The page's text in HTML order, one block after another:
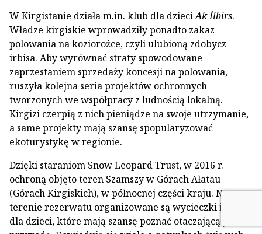
W Kirgistanie działa m.in. klub dla dzieciAk İlbirs.
Władze kirgiskie wprowadziły ponadto zakaz
polowania na koziorożce, czyli ulubioną zdobycz
irbisa. Aby wyrównać straty spowodowane
zaprzestaniem sprzedaży koncesji na polowania,
ruszyła kolejna seria projektów ochronnych
tworzonych we współpracy z ludnością lokalną.
Kirgizi czerpią z nich pieniądze na swoje utrzymanie,
a same projekty mają szansę spopularyzować
ekoturystykę w regionie.
Dzięki staraniom Snow Leopard Trust, w 2016 r.
ochroną objęto teren Szamszy w Górach Ałatau
(Górach Kirgiskich), w północnej części kraju. Na
terenie rezerwatu organizowane są wycieczki i obozy
dla dzieci, które mają szansę poznać otaczającą je